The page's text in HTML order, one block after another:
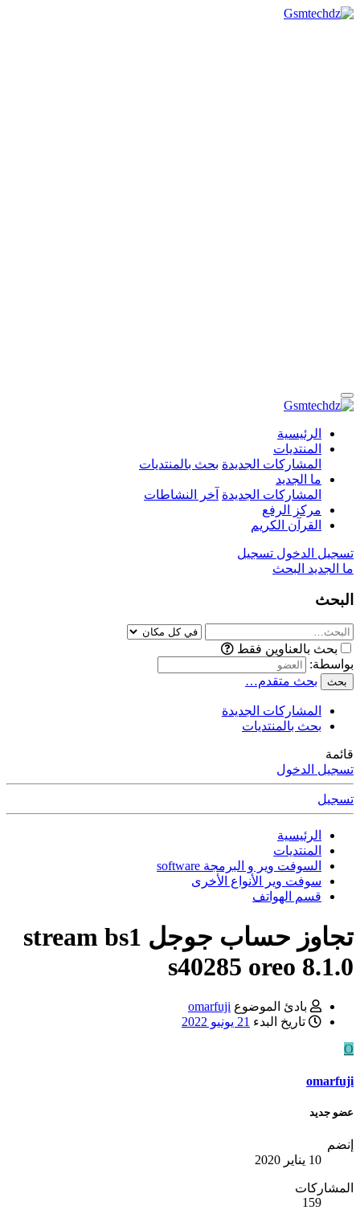
الرئيسية
المنتديات
المشاركات الجديدة بحث بالمنتديات
ما الجديد
المشاركات الجديدة آخر النشاطات
مركز الرفع
القرآن الكريم
تسجيل الدخول تسجيل
ما الجديد البحث
البحث
بحث بالعناوين فقط
بواسطة:
بحث بحث متقدم…
المشاركات الجديدة
بحث بالمنتديات
قائمة
تسجيل الدخول
تسجيل
الرئيسية
المنتديات
السوفت وير و البرمجة software
سوفت وير الأنواع الأخرى
قسم الهواتف
تجاوز حساب جوجل stream bs1
s40285 oreo 8.1.0
بادئ الموضوع omarfuji
تاريخ البدء 21 يونيو 2022
O
omarfuji
عضو جديد
إنضم
10 يناير 2020
المشاركات
159